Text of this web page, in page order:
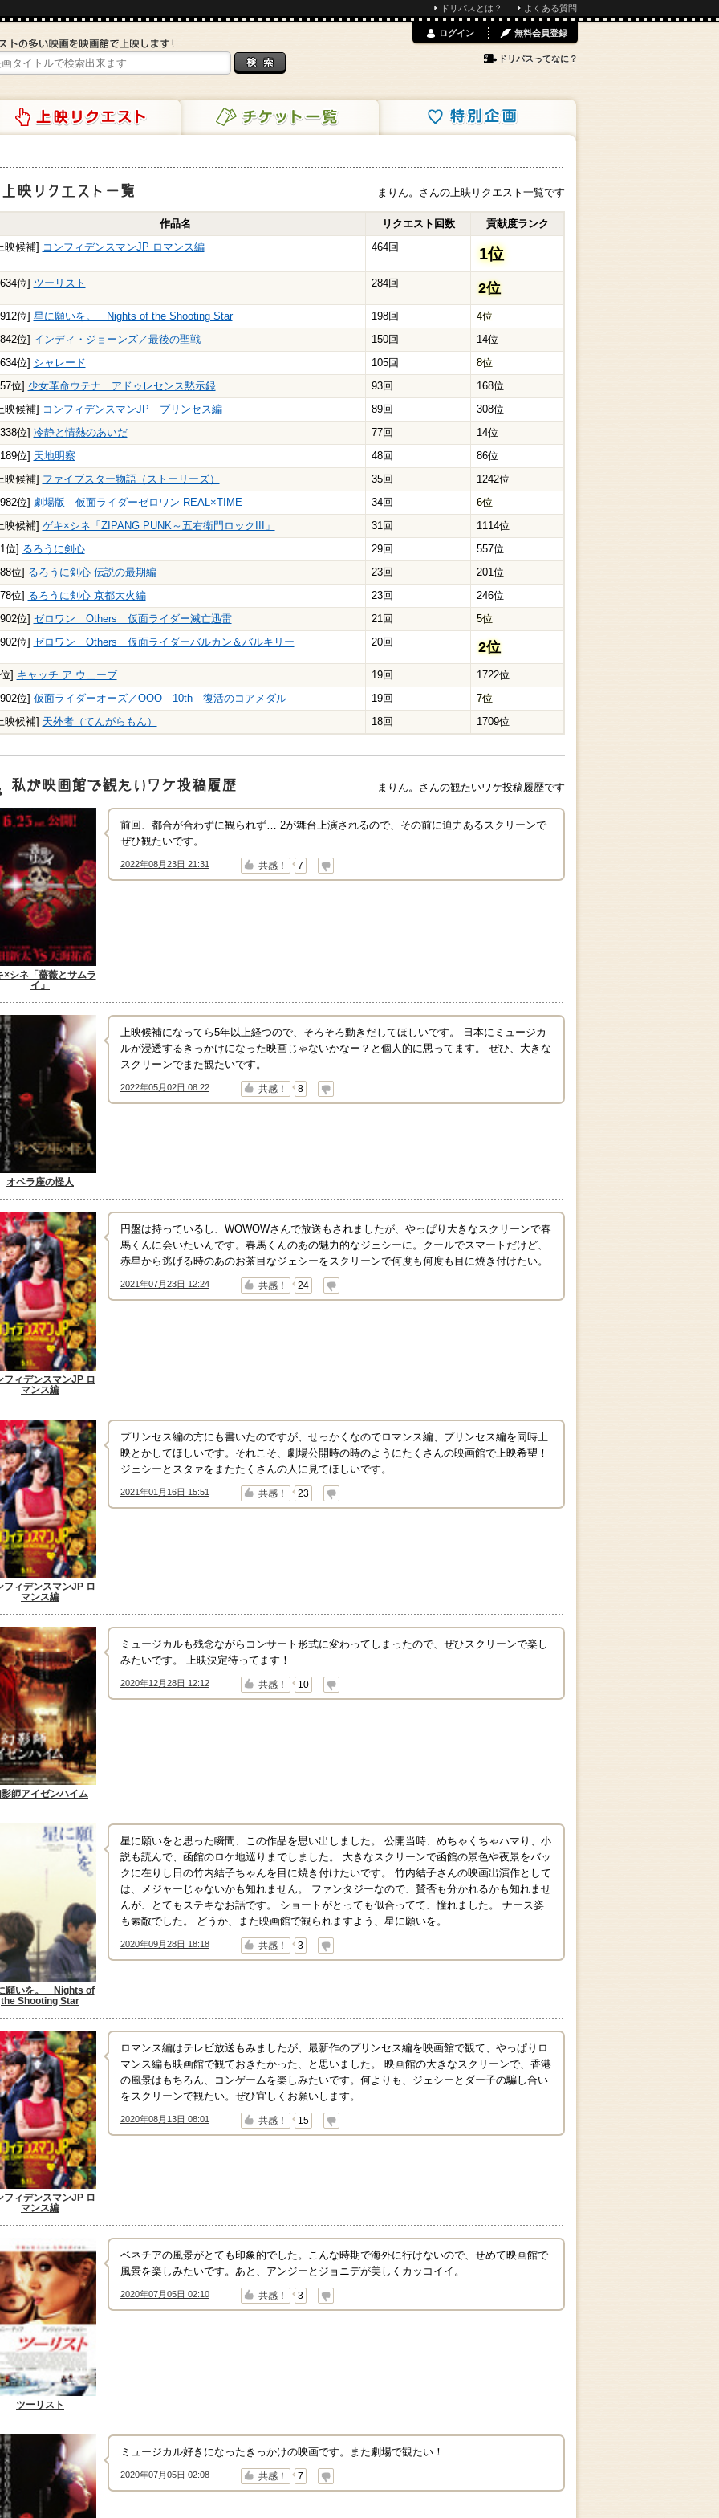
ドリパスとは？ よくある質問
クエスト チケット一覧 特別企画
ログイン 無料会員登録
ドリパスってなに？
リクエスト一覧
まりん。さんの上映リクエスト一覧です
作品名 リクエスト回数
貢献度ランク
映候補] コンフィデンスマンJP ロマンス編 464回 1位
位] ツーリスト 284回 2位
位] 星に願いを。 Nights of the Shooting Star 198回
4位
位] インディ・ジョーンズ／最後の聖戦 150回
14位
位] シャレード 105回
8位
位] 少女革命ウテナ アドゥレセンス黙示録 93回
168位
映候補] コンフィデンスマンJP プリンセス編 89回
308位
位] 冷静と情熱のあいだ 77回
14位
位] 天地明察 48回
86位
映候補] ファイブスター物語（ストーリーズ） 35回
1242位
位] 劇場版 仮面ライダーゼロワン REAL×TIME 34回
6位
映候補] ゲキ×シネ「ZIPANG PUNK～五右衛門ロックIII」 31回
1114位
位] るろうに剣心 29回
557位
位] るろうに剣心 伝説の最期編 23回
201位
位] るろうに剣心 京都大火編 23回
246位
位] ゼロワン Others 仮面ライダー滅亡迅雷 21回
5位
位] ゼロワン Others 仮面ライダーバルカン＆バルキリー 20回 2位
] キャッチ ア ウェーブ 19回
1722位
位] 仮面ライダーオーズ／OOO 10th 復活のコアメダル 19回
7位
映候補] 天外者（てんがらもん） 18回 1709位
館で観たいワケ"投稿履歴
まりん。さんの観たいワケ投稿履歴です
×シネ「薔薇とサムラ
イ」
前回、都合が合わずに観られず… 2が舞台上演されるので、その前に迫力あるスクリーンで
ぜひ観たいです。
2022年08月23日 21:31
↑ 共感！ 7
↓
オペラ座の怪人
上映候補になってら5年以上経つので、そろそろ動きだしてほしいです。 日本にミュージカ
ルが浸透するきっかけになった映画じゃないかなー？と個人的に思ってます。 ぜひ、大きな
スクリーンでまた観たいです。
2022年05月02日 08:22
↑ 共感！ 8
↓
フィデンスマンJP ロ
マンス編
円盤は持っているし、WOWOWさんで放送もされましたが、やっぱり大きなスクリーンで春
馬くんに会いたいんです。春馬くんのあの魅力的なジェシーに。クールでスマートだけど、
赤星から逃げる時のあのお茶目なジェシーをスクリーンで何度も何度も目に焼き付けたい。
2021年07月23日 12:24
↑ 共感！ 24
↓
フィデンスマンJP ロ
マンス編
プリンセス編の方にも書いたのですが、せっかくなのでロマンス編、プリンセス編を同時上
映とかしてほしいです。それこそ、劇場公開時の時のようにたくさんの映画館で上映希望！
ジェシーとスタァをまたたくさんの人に見てほしいです。
2021年01月16日 15:51
↑ 共感！ 23
↓
師アイゼンハイム
ミュージカルも残念ながらコンサート形式に変わってしまったので、ぜひスクリーンで楽し
みたいです。 上映決定待ってます！
2020年12月28日 12:12
↑ 共感！ 10
↓
願いを。 Nights of
the Shooting Star
星に願いをと思った瞬間、この作品を思い出しました。 公開当時、めちゃくちゃハマり、小
説も読んで、函館のロケ地巡りまでしました。 大きなスクリーンで函館の景色や夜景をバッ
クに在りし日の竹内結子ちゃんを目に焼き付けたいです。 竹内結子さんの映画出演作として
は、メジャーじゃないかも知れません。 ファンタジーなので、賛否も分かれるかも知れませ
んが、とてもステキなお話です。 ショートがとっても似合ってて、憧れました。 ナース姿
も素敵でした。 どうか、また映画館で観られますよう、星に願いを。
2020年09月28日 18:18
↑ 共感！ 3
↓
フィデンスマンJP ロ
マンス編
ロマンス編はテレビ放送もみましたが、最新作のプリンセス編を映画館で観て、やっぱりロ
マンス編も映画館で観ておきたかった、と思いました。 映画館の大きなスクリーンで、香港
の風景はもちろん、コンゲームを楽しみたいです。何よりも、ジェシーとダー子の騙し合い
をスクリーンで観たい。ぜひ宜しくお願いします。
2020年08月13日 08:01
↑ 共感！ 15
↓
ツーリスト
ベネチアの風景がとても印象的でした。こんな時期で海外に行けないので、せめて映画館で
風景を楽しみたいです。あと、アンジーとジョニデが美しくカッコイイ。
2020年07月05日 02:10
↑ 共感！ 3
↓
ミュージカル好きになったきっかけの映画です。また劇場で観たい！
2020年07月05日 02:08
↑ 共感！ 7
↓